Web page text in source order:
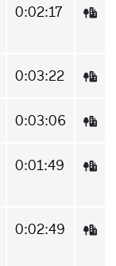
0:02:17
0:03:22
0:03:06
0:01:49
0:02:49